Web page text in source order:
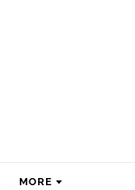
MORE